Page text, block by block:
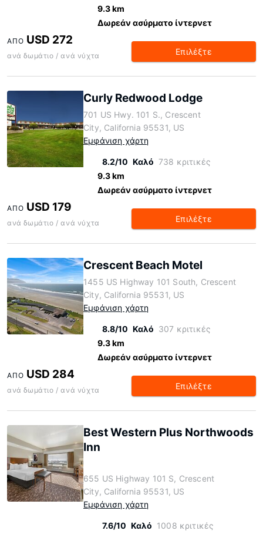
9.3 km
Δωρεάν ασύρματο ίντερνετ
ΑΠΌ USD 272
ανά δωμάτιο / ανά νύχτα Επιλέξτε
Curly Redwood Lodge
701 US Hwy. 101 S., Crescent
City, California 95531, US
Εμφάνιση χάρτη
8.2/10 Καλό 738 κριτικές
9.3 km
Δωρεάν ασύρματο ίντερνετ
ΑΠΌ USD 179
ανά δωμάτιο / ανά νύχτα Επιλέξτε
Crescent Beach Motel
1455 US Highway 101 South, Crescent
City, California 95531, US
Εμφάνιση χάρτη
8.8/10 Καλό 307 κριτικές
9.3 km
Δωρεάν ασύρματο ίντερνετ
ΑΠΌ USD 284
ανά δωμάτιο / ανά νύχτα Επιλέξτε
Best Western Plus Northwoods
Inn
655 US Highway 101 S, Crescent
City, California 95531, US
Εμφάνιση χάρτη
7.6/10 Καλό 1008 κριτικές